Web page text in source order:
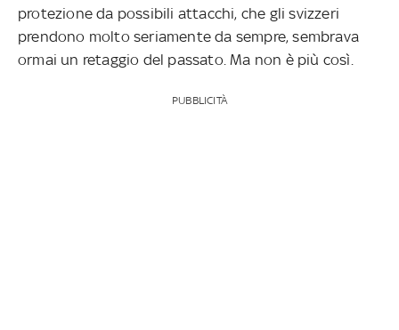
protezione da possibili attacchi, che gli svizzeri
prendono molto seriamente da sempre, sembrava
ormai un retaggio del passato. Ma non è più così.
PUBBLICITÀ